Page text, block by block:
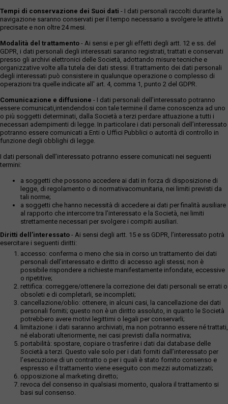
Tempi di conservazione dei Suoi dati - I dati personali raccolti durante la
navigazione saranno conservati per il tempo necessario a svolgere le attività
precisate e non oltre 24 mesi.
Modalità del trattamento - Ai sensi e per gli effetti degli artt. 12 e ss. del
GDPR, i dati personali degli interessati saranno registrati, trattati e conservati
presso gli archivi elettronici delle Società, adottando misure tecniche e
organizzative volte alla tutela dei dati stessi. Il trattamento dei dati personali
degli interessati può consistere in qualunque operazione o complesso di
operazioni tra quelle indicate all' art. 4, comma 1, punto 2 del GDPR.
Comunicazione e diffusione - I dati personali dell’interessato potranno
essere comunicati,intendendosi con tale termine il darne conoscenza ad uno
o più soggetti determinati, dalla Società a terzi perdare attuazione a tutti i
necessari adempimenti di legge. In particolare i dati personali dell’interessato
potranno essere comunicati a Enti o Uffici Pubblici o autorità di controllo in
funzione degli obblighi di legge.
I dati personali dell’interessato potranno essere comunicati nei seguenti
termini:
a soggetti che possono accedere ai dati in forza di disposizione di
legge, di regolamento o di normativacomunitaria, nei limiti previsti da
tali norme;
a soggetti che hanno necessità di accedere ai dati per finalità ausiliare
al rapporto che intercorre tra l’interessato e la Società, nei limiti
strettamente necessari per svolgere i compiti ausiliari.
Diritti dell’interessato - Ai sensi degli artt. 15 e ss GDPR, l’interessato potrà
esercitare i seguenti diritti:
accesso: conferma o meno che sia in corso un trattamento dei dati
personali dell’interessato e diritto di accesso agli stessi; non è
possibile rispondere a richieste manifestamente infondate, eccessive
o ripetitive;
rettifica: correggere/ottenere la correzione dei dati personali se errati o
obsoleti e di completarli, se incompleti;
cancellazione/oblio: ottenere, in alcuni casi, la cancellazione dei dati
personali forniti; questo non è un diritto assoluto, in quanto le Società
potrebbero avere motivi legittimi o legali per conservarli;
limitazione: i dati saranno archiviati, ma non potranno essere né trattati,
né elaborati ulteriormente, nei casi previsti dalla normativa;
portabilità: spostare, copiare o trasferire i dati dai database delle
Società a terzi. Questo vale solo per i dati forniti dall’interessato per
l’esecuzione di un contratto o per i quali è stato fornito consenso e
espresso e il trattamento viene eseguito con mezzi automatizzati;
opposizione al marketing diretto;
revoca del consenso in qualsiasi momento, qualora il trattamento si
basi sul consenso.